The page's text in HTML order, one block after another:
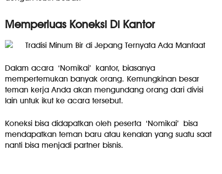
Memperluas Koneksi Di Kantor
Dalam acara ‘Nomikai’ kantor, biasanya
mempertemukan banyak orang. Kemungkinan besar
teman kerja Anda akan mengundang orang dari divisi
lain untuk ikut ke acara tersebut.
Koneksi bisa didapatkan oleh peserta ‘Nomikai’ bisa
mendapatkan teman baru atau kenalan yang suatu saat
nanti bisa menjadi partner bisnis.